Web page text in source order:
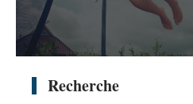
Recherche